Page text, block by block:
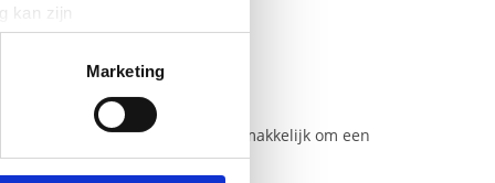
kan zijn
detailgedeeltein. U kunt uw
partners voor social
Marketing
gestoken. Dus het is gemakkelijk om een